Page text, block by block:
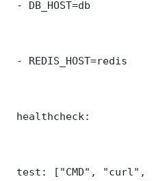
- DB_HOST=db
- REDIS_HOST=redis
healthcheck:
test: ["CMD",